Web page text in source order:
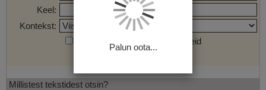
Keel:
Kontekst:
Otsi märgendatud sõnaühendeid
Millistest tekstidest otsin?
Palun oota...